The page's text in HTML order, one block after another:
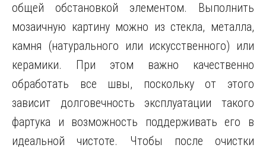
общей обстановкой элементом. Выполнить
мозаичную картину можно из стекла, металла,
камня (натурального или искусственного) или
керамики. При этом важно качественно
обработать все швы, поскольку от этого
зависит долговечность эксплуатации такого
фартука и возможность поддерживать его в
идеальной чистоте. Чтобы после очистки